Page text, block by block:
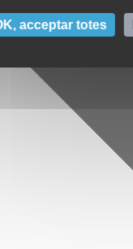
acceptar totes